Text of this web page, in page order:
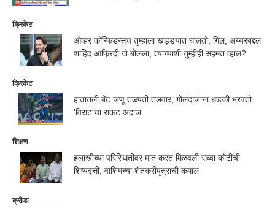
क्रिकेट
ओव्हर कॉन्फिडन्सच तुम्हाला खड्ड्यात घालतो, गिल, अय्यरबद्दल
शाहिद आफ्रिदी जे बोलला, त्याच्याशी तुम्हीही सहमत व्हाल?
क्रिकेट
हातातली बॅट जणू तळपती तलवार, गोलंदाजांना धडकी भरवतो
'विराट'चा राकट अंदाज
शिक्षण
हलाखीच्या परिस्थितीवर मात करत मिळवली सव्वा कोटींची
शिष्यवृत्ती, वाशिमच्या शेतकरीपुत्राची कमाल
क्रीडा